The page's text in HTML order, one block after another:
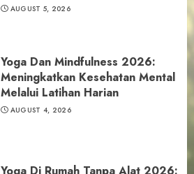
AUGUST 5, 2026
Yoga Dan Mindfulness 2026:
Meningkatkan Kesehatan Mental
Melalui Latihan Harian
AUGUST 4, 2026